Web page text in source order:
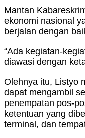
Mantan
ekonomi nasional
berjalan dengan
“Ada kegiatan-
diawasi dengan
Olehnya itu, Listyo
dapat mengambil
penempatan pos-
ketentuan yang
terminal, dan